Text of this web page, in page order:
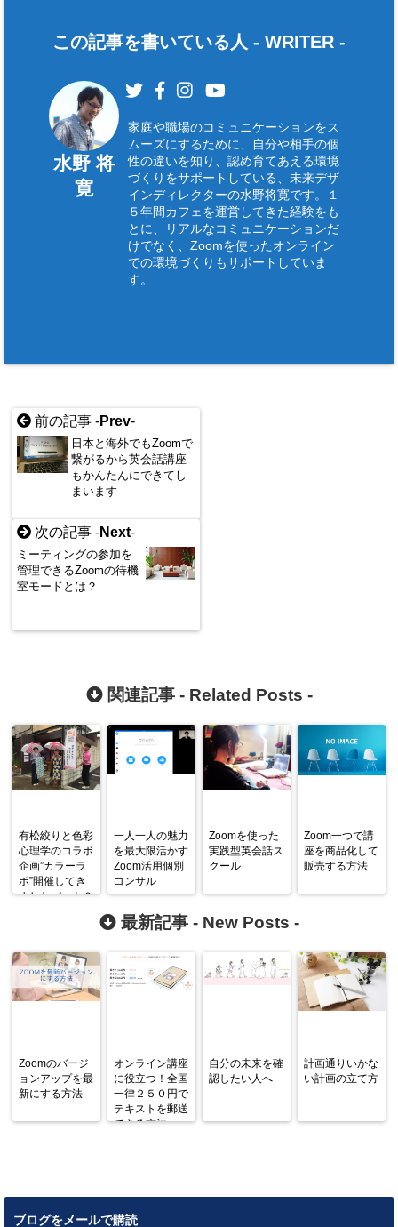
この記事を書いている人 - WRITER -
水野 将
寛
家庭や職場のコミュニケーションをス
ムーズにするために、自分や相手の個
性の違いを知り、認め育てあえる環境
づくりをサポートしている、未来デザ
インディレクターの水野将寛です。１
５年間カフェを運営してきた経験をも
とに、リアルなコミュニケーションだ
けでなく、Zoomを使ったオンライン
での環境づくりもサポートしていま
す。
前の記事 -Prev-
日本と海外でもZoomで
繋がるから英会話講座
もかんたんにできてし
まいます
次の記事 -Next-
ミーティングの参加を
管理できるZoomの待機
室モードとは？
関連記事 - Related Posts -
有松絞りと色彩
心理学のコラボ
企画”カラーラ
ボ”開催してき
ましたパート２
一人一人の魅力
を最大限活かす
Zoom活用個別
コンサル
Zoomを使った
実践型英会話ス
クール
Zoom一つで講
座を商品化して
販売する方法
最新記事 - New Posts -
Zoomのバージ
ョンアップを最
新にする方法
オンライン講座
に役立つ！全国
一律２５０円で
テキストを郵送
できる方法
自分の未来を確
認したい人へ
計画通りいかな
い計画の立て方
ブログをメールで購読